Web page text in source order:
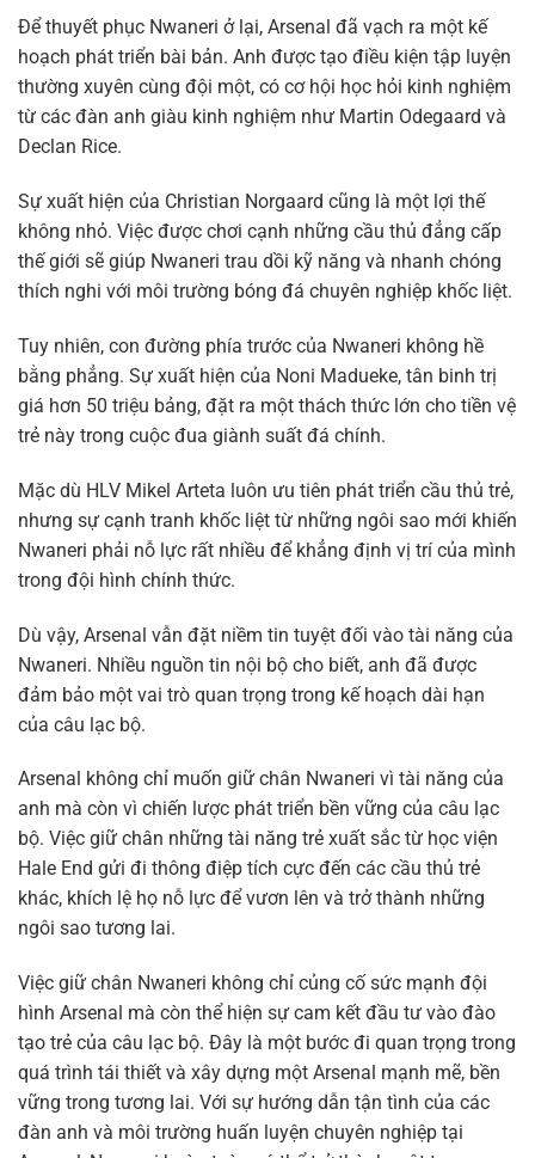
Để thuyết phục Nwaneri ở lại, Arsenal đã vạch ra một kế
hoạch phát triển bài bản. Anh được tạo điều kiện tập luyện
thường xuyên cùng đội một, có cơ hội học hỏi kinh nghiệm
từ các đàn anh giàu kinh nghiệm như Martin Odegaard và
Declan Rice.
Sự xuất hiện của Christian Norgaard cũng là một lợi thế
không nhỏ. Việc được chơi cạnh những cầu thủ đẳng cấp
thế giới sẽ giúp Nwaneri trau dồi kỹ năng và nhanh chóng
thích nghi với môi trường bóng đá chuyên nghiệp khốc liệt.
Tuy nhiên, con đường phía trước của Nwaneri không hề
bằng phẳng. Sự xuất hiện của Noni Madueke, tân binh trị
giá hơn 50 triệu bảng, đặt ra một thách thức lớn cho tiền vệ
trẻ này trong cuộc đua giành suất đá chính.
Mặc dù HLV Mikel Arteta luôn ưu tiên phát triển cầu thủ trẻ,
nhưng sự cạnh tranh khốc liệt từ những ngôi sao mới khiến
Nwaneri phải nỗ lực rất nhiều để khẳng định vị trí của mình
trong đội hình chính thức.
Dù vậy, Arsenal vẫn đặt niềm tin tuyệt đối vào tài năng của
Nwaneri. Nhiều nguồn tin nội bộ cho biết, anh đã được
đảm bảo một vai trò quan trọng trong kế hoạch dài hạn
của câu lạc bộ.
Arsenal không chỉ muốn giữ chân Nwaneri vì tài năng của
anh mà còn vì chiến lược phát triển bền vững của câu lạc
bộ. Việc giữ chân những tài năng trẻ xuất sắc từ học viện
Hale End gửi đi thông điệp tích cực đến các cầu thủ trẻ
khác, khích lệ họ nỗ lực để vươn lên và trở thành những
ngôi sao tương lai.
Việc giữ chân Nwaneri không chỉ củng cố sức mạnh đội
hình Arsenal mà còn thể hiện sự cam kết đầu tư vào đào
tạo trẻ của câu lạc bộ. Đây là một bước đi quan trọng trong
quá trình tái thiết và xây dựng một Arsenal mạnh mẽ, bền
vững trong tương lai. Với sự hướng dẫn tận tình của các
đàn anh và môi trường huấn luyện chuyên nghiệp tại